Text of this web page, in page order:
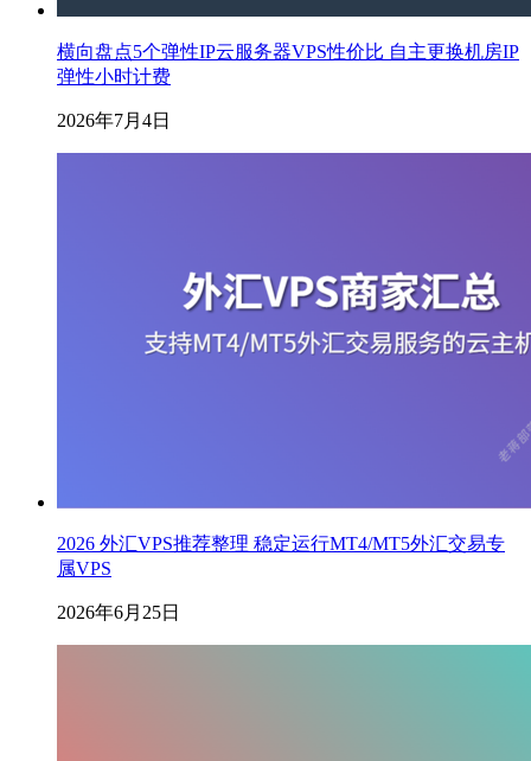
横向盘点5个弹性IP云服务器VPS性价比 自主更换机房IP
弹性小时计费
2026年7月4日
2026 外汇VPS推荐整理 稳定运行MT4/MT5外汇交易专
属VPS
2026年6月25日